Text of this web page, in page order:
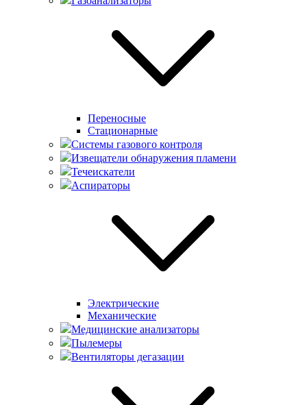
Переносные
Стационарные
Системы газового контроля
Извещатели обнаружения пламени
Течеискатели
Аспираторы
Электрические
Механические
Медицинские анализаторы
Пылемеры
Вентиляторы дегазации